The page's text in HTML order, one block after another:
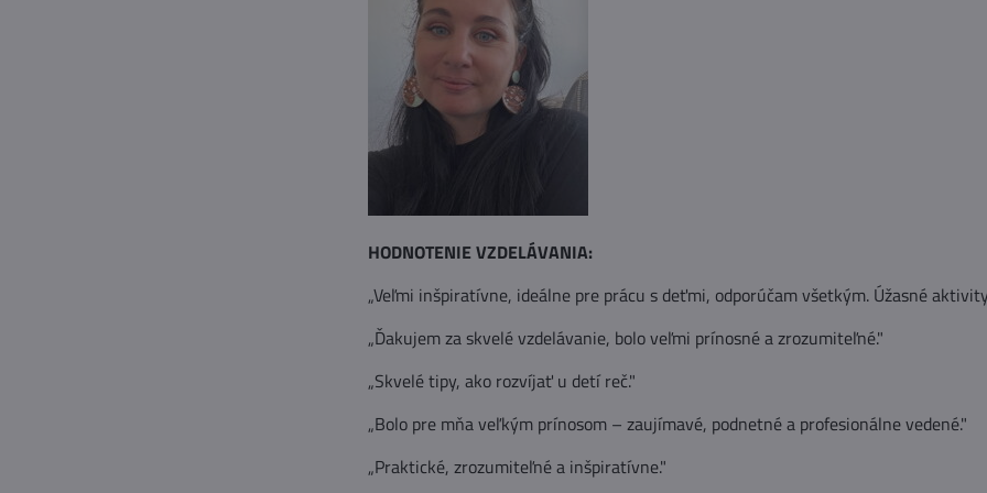
HODNOTENIE VZDELÁVANIA:
„Veľmi inšpiratívne, ideálne pre prácu s deťmi, odporúčam všetkým. Úžasné
„Ďakujem za skvelé vzdelávanie, bolo veľmi prínosné a zrozumiteľné."
„Skvelé tipy, ako rozvíjať u detí reč."
„Bolo pre mňa veľkým prínosom – zaujímavé, podnetné a profesionálne vedené."
„Praktické, zrozumiteľné a inšpiratívne."